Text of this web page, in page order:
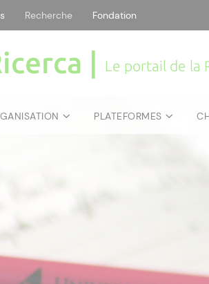
Recherche Fondation
| Le portail de la
PLATEFORMES